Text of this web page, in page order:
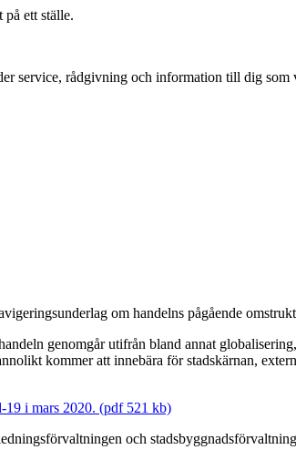
på ett ställe.
service, rådgivning och information till dig som
om handelns pågående
genomgår utifrån bland annat
kommer att innebära för stadskärnan,
19 i mars 2020. (pdf 521 kb)
och